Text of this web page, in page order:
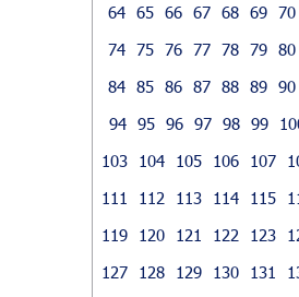
64 65 66 67 68 69 70
74 75 76 77 78 79 80
84 85 86 87 88 89 90
94 95 96 97 98 99
103
104 105 106 107
111
112 113 114 115
119
120 121 122 123
127
128 129 130 131